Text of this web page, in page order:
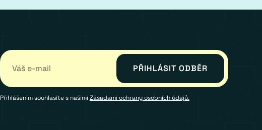
Přihlášením souhlasíte s našimi Zásadami ochrany osobních údajů.